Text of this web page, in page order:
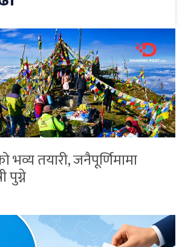
भव्य तयारी, जनैपूर्णिमामा
पुग्ने